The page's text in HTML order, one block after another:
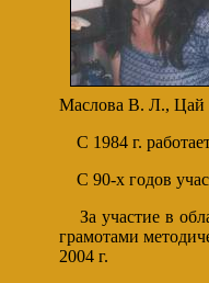
Маслова В. Л.,
С 1984 г.
С 90-х годов
За участие в
грамотами
2004 г.